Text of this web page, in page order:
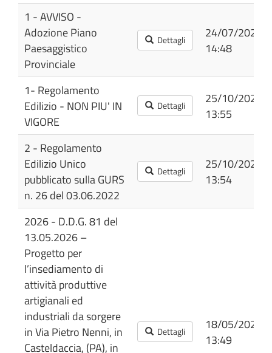
1 - AVVISO -
Adozione Piano
Paesaggistico
Provinciale
Dettagli
24/07/2026
14:48
1- Regolamento
Edilizio - NON PIU' IN
VIGORE
Dettagli
25/10/2022
13:55
2 - Regolamento
Edilizio Unico
pubblicato sulla GURS
n. 26 del 03.06.2022
Dettagli
25/10/2022
13:54
2026 - D.D.G. 81 del
13.05.2026 –
Progetto per
l’insediamento di
attività produttive
artigianali ed
industriali da sorgere
in Via Pietro Nenni, in
Casteldaccia, (PA), in
Dettagli
18/05/2026
13:49